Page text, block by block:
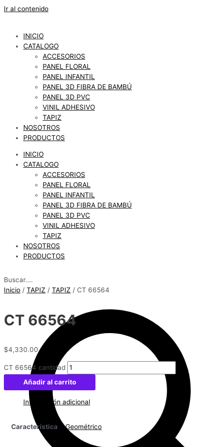
Ir al contenido
INICIO
CATALOGO
ACCESORIOS
PANEL FLORAL
PANEL INFANTIL
PANEL 3D FIBRA DE BAMBÚ
PANEL 3D PVC
VINIL ADHESIVO
TAPIZ
NOSOTROS
PRODUCTOS
INICIO
CATALOGO
ACCESORIOS
PANEL FLORAL
PANEL INFANTIL
PANEL 3D FIBRA DE BAMBÚ
PANEL 3D PVC
VINIL ADHESIVO
TAPIZ
NOSOTROS
PRODUCTOS
Buscar....
Inicio / TAPIZ / TAPIZ / CT 66564
CT 66564
$4,330.00
CT 66564 cantidad
Añadir al carrito
Información adicional
Característica Geométrico